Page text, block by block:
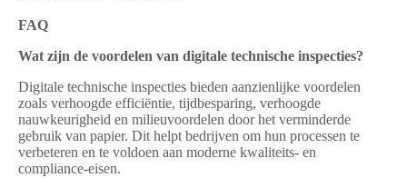
FAQ
Wat zijn de voordelen van digitale technische inspecties?
Digitale technische inspecties bieden aanzienlijke voordelen
zoals verhoogde efficiëntie, tijdbesparing, verhoogde
nauwkeurigheid en milieuvoordelen door het verminderde
gebruik van papier. Dit helpt bedrijven om hun processen te
verbeteren en te voldoen aan moderne kwaliteits- en
compliance-eisen.